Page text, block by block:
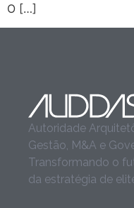
O […]
Autoridade
Gestão, M&A e
Transformando o
da estratégia de